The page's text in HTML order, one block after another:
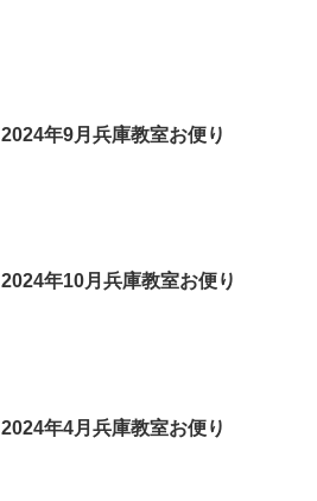
2024年9月兵庫教室お便り
2024年10月兵庫教室お便り
2024年4月兵庫教室お便り